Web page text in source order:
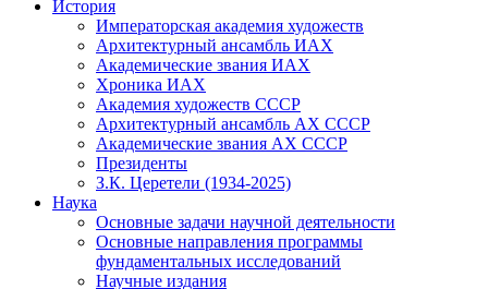
История
Императорская академия художеств
Архитектурный ансамбль ИАХ
Академические звания ИАХ
Хроника ИАХ
Академия художеств СССР
Архитектурный ансамбль АХ СССР
Академические звания АХ СССР
Президенты
З.К. Церетели (1934-2025)
Наука
Основные задачи научной деятельности
Основные направления программы
фундаментальных исследований
Научные издания